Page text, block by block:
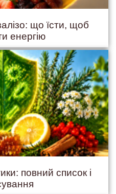
що їсти, щоб
енергію
повний список і